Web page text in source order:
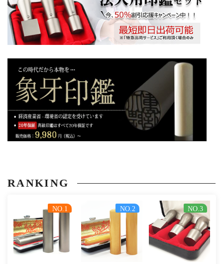
RANKING
NO.1 NO.2 NO.3